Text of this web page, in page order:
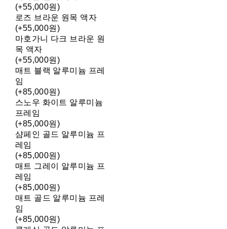
(+55,000원)
로즈 브라운 원목 액자
(+55,000원)
마호가니 다크 브라운 원
목 액자
(+55,000원)
매트 블랙 알루미늄 프레
임
(+85,000원)
스노우 화이트 알루미늄
프레임
(+85,000원)
샴페인 골드 알루미늄 프
레임
(+85,000원)
매트 그레이 알루미늄 프
레임
(+85,000원)
매트 골드 알루미늄 프레
임
(+85,000원)